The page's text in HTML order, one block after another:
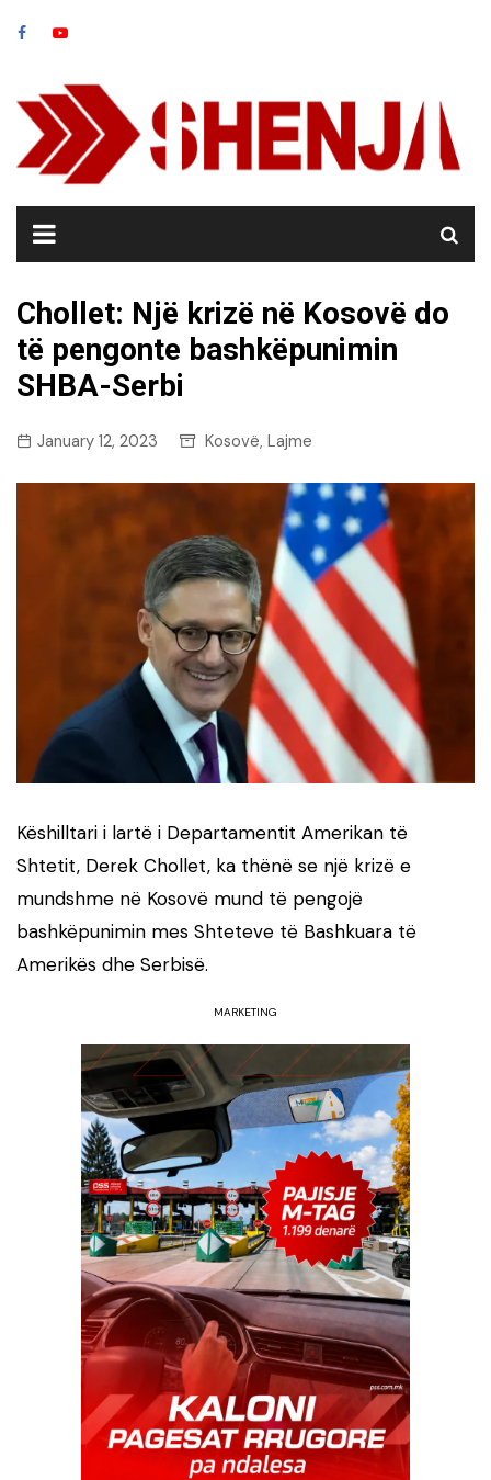
Chollet: Një krizë në Kosovë do
të pengonte bashkëpunimin
SHBA-Serbi
January 12, 2023 Kosovë, Lajme
Këshilltari i lartë i Departamentit Amerikan të
Shtetit, Derek Chollet, ka thënë se një krizë e
mundshme në Kosovë mund të pengojë
bashkëpunimin mes Shteteve të Bashkuara të
Amerikës dhe Serbisë.
MARKETING